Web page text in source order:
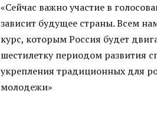
«Сейчас важно участие в
зависит будущее страны. Всем
курс, которым Россия будет
шестилетку периодом развития
укрепления традиционных для
молодежи»